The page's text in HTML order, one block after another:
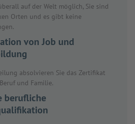
auf der Welt möglich, Sie sind
Orten und es gibt keine
von Job und
absolvieren Sie das Zertifikat
und Familie.
berufliche